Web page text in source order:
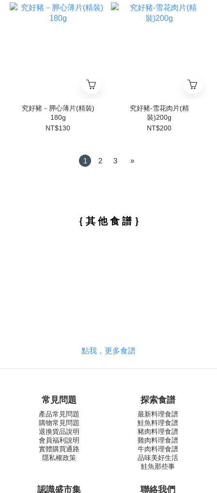
究好豬－胛心薄片(精裝)
180g
NT$130
究好豬-雪花肉片(精
裝)200g
NT$200
1 2 3 »
｛ 其 他 食 譜 ｝
點我，更多食譜
常見問題
產品常見問題
購物常見問題
退換貨品說明
會員福利說明
實體購買通路
隱私權政策
探索食譜
最新料理食譜
鮭魚料理食譜
豬肉料理食譜
雞肉料理食譜
牛肉料理食譜
品味美好生活
鮭魚那些事
認識盛市集 聯絡我們